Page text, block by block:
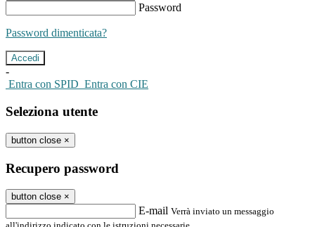
Password
Password dimenticata?
-
Entra con SPID Entra con CIE
Seleziona utente
button close ×
Recupero password
button close ×
E-mail Verrà inviato un messaggio